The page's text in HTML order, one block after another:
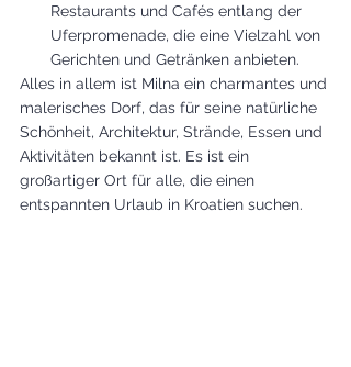
Restaurants und Cafés entlang der
Uferpromenade, die eine Vielzahl von
Gerichten und Getränken anbieten.
Alles in allem ist Milna ein charmantes und
malerisches Dorf, das für seine natürliche
Schönheit, Architektur, Strände, Essen und
Aktivitäten bekannt ist. Es ist ein
großartiger Ort für alle, die einen
entspannten Urlaub in Kroatien suchen.